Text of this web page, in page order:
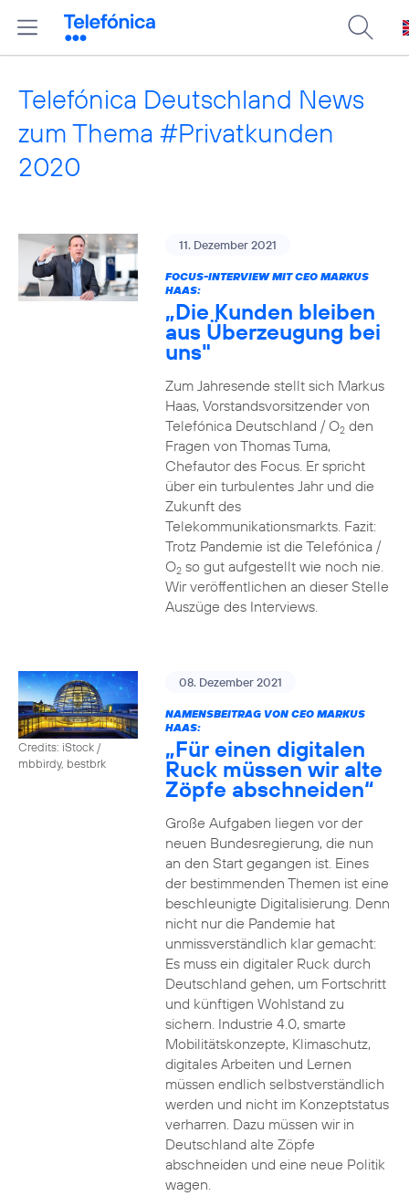
Telefónica Deutschland News
zum Thema #Privatkunden
2020
11. Dezember 2021
FOCUS-INTERVIEW MIT CEO MARKUS
HAAS:
„Die Kunden bleiben
aus Überzeugung bei
uns"
Zum Jahresende stellt sich Markus
Haas, Vorstandsvorsitzender von
Telefónica Deutschland / O2den
Fragen von Thomas Tuma,
Chefautor des Focus. Er spricht
über ein turbulentes Jahr und die
Zukunft des
Telekommunikationsmarkts. Fazit:
Trotz Pandemie ist die Telefónica /
O2so gut aufgestellt wie noch nie.
Wir veröffentlichen an dieser Stelle
Auszüge des Interviews.
Credits: iStock /
mbbirdy, bestbrk
08. Dezember 2021
NAMENSBEITRAG VON CEO MARKUS
HAAS:
„Für einen digitalen
Ruck müssen wir alte
Zöpfe abschneiden“
Große Aufgaben liegen vor der
neuen Bundesregierung, die nun
an den Start gegangen ist. Eines
der bestimmenden Themen ist eine
beschleunigte Digitalisierung. Denn
nicht nur die Pandemie hat
unmissverständlich klar gemacht:
Es muss ein digitaler Ruck durch
Deutschland gehen, um Fortschritt
und künftigen Wohlstand zu
sichern. Industrie 4.0, smarte
Mobilitätskonzepte, Klimaschutz,
digitales Arbeiten und Lernen
müssen endlich selbstverständlich
werden und nicht im Konzeptstatus
verharren. Dazu müssen wir in
Deutschland alte Zöpfe
abschneiden und eine neue Politik
wagen.